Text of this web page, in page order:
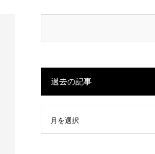
過去の記事
月を選択